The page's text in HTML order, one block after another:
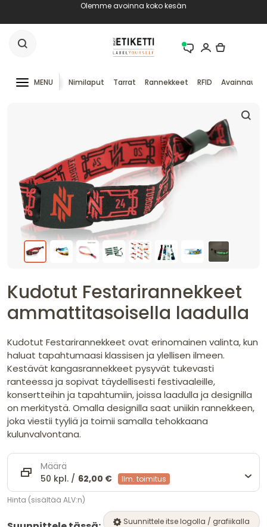
Olemme avoinna koko kesän
MENU Nimilaput Tarrat Rannekkeet RFID
Kudotut Festarirannekkeet
ammattitasoisella laadulla
Kudotut Festarirannekkeet ovat erinomainen valinta, kun
haluat tapahtumaasi klassisen ja ylellisen ilmeen.
Kestävät kangasrannekkeet pysyvät tukevasti
ranteessa ja sopivat täydellisesti festivaaleille,
konsertteihin ja tapahtumiin, joissa laadulla ja designilla
on merkitystä. Omalla designilla saat uniikin rannekkeen,
joka viestii tyyliä ja toimii samalla tehokkaana
kulunvalvontana.
Määrä
50 kpl. / 62,00 € Ilm. toimitus
Hinta (sisältää ALV:n)
Suunnittele itse logolla / grafiikalla